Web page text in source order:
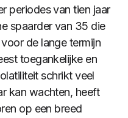
periodes van tien jaar
spaarder van 35 die
de lange termijn
toegankelijke en
schrikt veel
kan wachten, heeft
op een breed